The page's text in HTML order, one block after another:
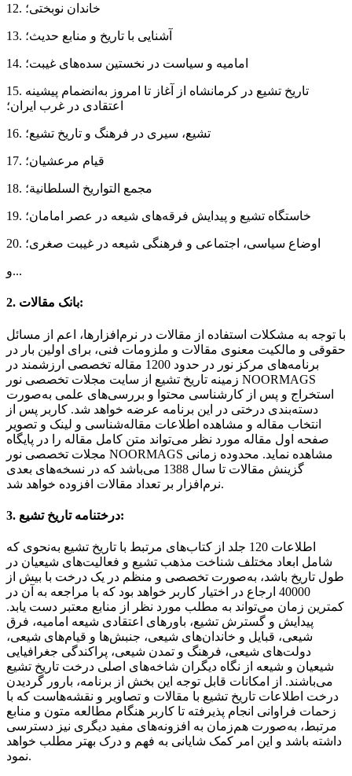
12. خاندان نوبختی؛
13. آشنایی با تاریخ و منابع حدیث؛
14. امامیه و سیاست در نخستین سده‌های غیبت؛
15. تاریخ تشیع در کرمانشاه از آغاز تا امروز به‌انضمام پیشینه
اعتقادی در غرب ایران؛
16. تشیع، سیری در فرهنگ و تاریخ تشیع؛
17. قیام مرعشیان؛
18. مجمع التواریخ السلطانیة؛
19. خاستگاه تشیع و پیدایش فرقه‌های شیعه در عصر امامان؛
20. اوضاع سیاسی، اجتماعی و فرهنگی شیعه در غیبت صغری؛
و...
2. بانک مقالات:
با توجه به مشکلات استفاده از مقالات در نرم‌افزارها، اعم از مسائل
حقوقی و مالکیت معنوی مقالات و ملزومات فنی، برای اولین بار در
برنامه‌های مرکز نور در حدود 1200 مقاله تخصصی ارزشمند در
زمینه تاریخ تشیع از سایت مجلات تخصصی نور NOORMAGS
استخراج و پس از کارشناسی محتوا و بررسی‌های علمی به‌صورت
دسته‌بندی درختی در این برنامه عرضه خواهد شد. کاربر پس از
انتخاب مقاله و مشاهده اطلاعات مقاله‌شناسی و لینک و تصویر
صفحه اول مقاله مورد نظر می‌تواند متن کامل مقاله را در پایگاه
مجلات تخصصی نور NOORMAGS مشاهده نماید. محدوده زمانی
گزینش مقالات تا سال 1388 می‌باشد که در نسخه‌های بعدی
نرم‌افزار بر تعداد مقالات افزوده خواهد شد.
3. درختنامه تاریخ تشیع:
اطلاعات 120 جلد از کتاب‌های مرتبط با تاریخ تشیع به‌نحوی که
شامل ابعاد مختلف شناخت مذهب تشیع و فعالیت‌های شیعیان در
طول تاریخ باشد، به‌صورت تخصصی و منظم در یک درخت با بیش از
40000 ارجاع در اختیار کاربر خواهد بود که با مراجعه به آن در
کمترین زمان می‌تواند به مطلب مورد نظر از منابع معتبر دست یابد.
پیدایش و گسترش تشیع، باورهای اعتقادی شیعه امامیه، فرق
شیعی، قبایل و خاندان‌های شیعی، جنبش‌ها و قیام‌های شیعی،
دولت‌های شیعی، فرهنگ و تمدن شیعی، پراکندگی جغرافیایی
شیعیان و شیعه از نگاه دیگران شاخه‌های اصلی درخت تاریخ تشیع
می‌باشند. از امکانات قابل توجه این بخش از برنامه، بارور گردیدن
درخت اطلاعات تاریخ تشیع با مقالات و تصاویر و نقشه‌هاست که با
زحمات فراوانی انجام پذیرفته تا کاربر هنگام مطالعه متون و منابع
مرتبط، به‌صورت هم‌زمان به افزونه‌های مفید دیگری نیز دسترسی
داشته باشد و این امر کمک شایانی به فهم و درک بهتر مطلب خواهد
نمود.